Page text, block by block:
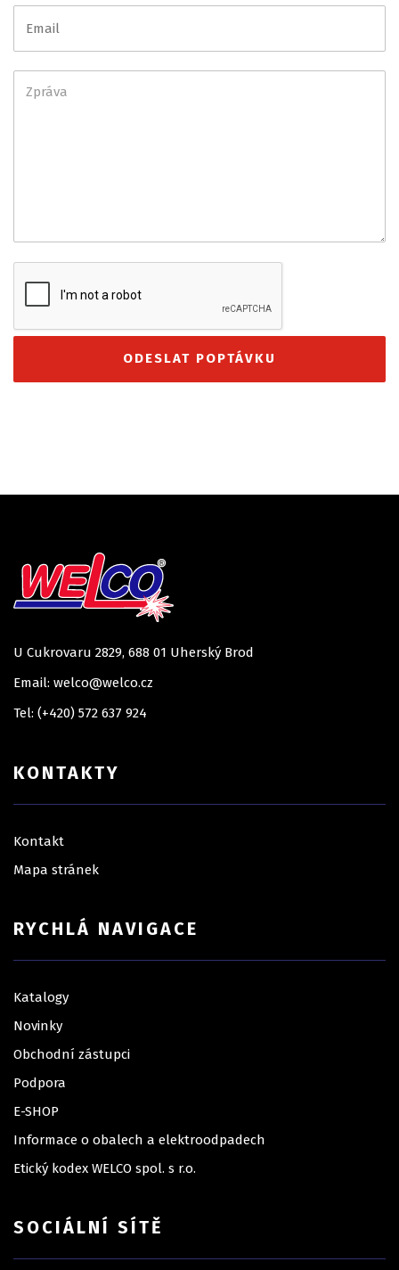
U Cukrovaru 2829, 688 01 Uherský Brod
Email: welco@welco.cz
Tel: (+420) 572 637 924
KONTAKTY
Kontakt
Mapa stránek
RYCHLÁ NAVIGACE
Katalogy
Novinky
Obchodní zástupci
Podpora
E-SHOP
Informace o obalech a elektroodpadech
Etický kodex WELCO spol. s r.o.
SOCIÁLNÍ SÍTĚ